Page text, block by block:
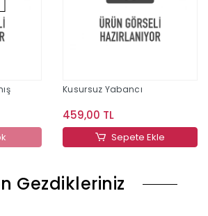
Kusursuz Yabancı
459,00 TL
Sepete Ekle
Gezdikleriniz